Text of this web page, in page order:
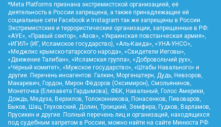
*Meta Platforms признана экстремистской организацией, её
деятельность в России запрещена, а также принадлежащие ей
социальные сети Facebook и Instagram так же запрещены в России.
Экстремистские и террористические организации, запрещенные в РФ:
«АУЕ», «Правый сектор», «Азов», «Украинская повстанческая армия»,
«ИГИЛ» (ИГ, Исламское государство), «Аль-Каида», «УНА-УНСО»,
«Меджлис крымско-татарского народа», «Свидетели Иеговы»,
«Движение Талибан», «Исламская группа», «Добровольчий рух»,
«Чёрный комитет», «Мужское государство», «Штабы Навального» и
другие. Перечень иноагентов: Галкин, Моргенштерн, Дудь, Невзоров,
Макаревич, Гордон, Мирон Фёдоров (Оксимирон), Смольянинов,
Монеточка (Елизавета Гардымова), ФБК, Навальный, Голос Америки,
Дождь, Медуза, Верзилов, Толоконникова, Понасенков, Пивоваров,
Быков, Шац, Глуховский, Долин, Троицкий, Земфира, Гудков, Варламов,
Прусикин и другие. Полный перечень лиц и организаций, находящихся
под судебным запретом в России, можно найти на сайте Минюста РФ.